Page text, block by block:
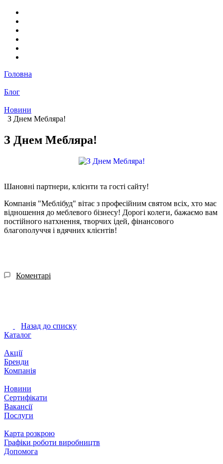
Головна
Блог
Новини
З Днем Мебляра!
З Днем Мебляра!
Шановні партнери, клієнти та гості сайту!
Компанія "Меблібуд" вітає з професійним святом всіх, хто має
відношення до меблевого бізнесу! Дорогі колеги, бажаємо вам
постійного натхнення, творчих ідей, фінансового
благополуччя і вдячних клієнтів!
Коментарі
Назад до списку
Каталог
Акції
Бренди
Компанія
Новини
Сертифікати
Вакансії
Послуги
Карта розкрою
Графіки роботи виробництв
Допомога